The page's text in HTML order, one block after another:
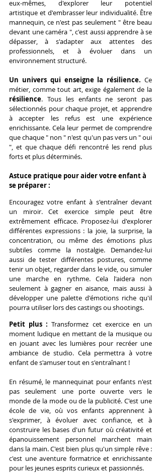
eux-mêmes, d'explorer leur potentiel
artistique et d'embrasser leur individualité. Être
mannequin, ce n'est pas seulement " être beau
devant une caméra ", c'est aussi apprendre à se
dépasser, à s'adapter aux attentes des
professionnels, et à évoluer dans un
environnement structuré.
Un univers qui enseigne la résilience. Ce
résilience. Tous les enfants ne seront pas
sélectionnés pour chaque projet, et apprendre
à accepter les refus est une expérience
enrichissante. Cela leur permet de comprendre
que chaque " non " n'est qu'un pas vers un " oui
", et que chaque défi rencontré les rend plus
forts et plus déterminés.
Astuce pratique pour aider votre enfant à
se préparer :
Encouragez votre enfant à s'entraîner devant
un miroir. Cet exercice simple peut être
extrêmement efficace. Proposez-lui d'explorer
différentes expressions : la joie, la surprise, la
concentration, ou même des émotions plus
subtiles comme la nostalgie. Demandez-lui
aussi de tester différentes postures, comme
tenir un objet, regarder dans le vide, ou simuler
une marche en rythme. Cela l'aidera non
seulement à gagner en aisance, mais aussi à
développer une palette d'émotions riche qu'il
pourra utiliser lors des castings ou shootings.
Petit plus : Transformez cet exercice en un
moment ludique en mettant de la musique ou
en jouant avec les lumières pour recréer une
ambiance de studio. Cela permettra à votre
enfant de s'amuser tout en s'entraînant !
En résumé, le mannequinat pour enfants n'est
pas seulement une porte ouverte vers le
monde de la mode ou de la publicité. C'est une
école de vie, où vos enfants apprennent à
s'exprimer, à évoluer avec confiance, et à
construire les bases d'un futur où créativité et
épanouissement personnel marchent main
dans la main. C'est bien plus qu'un simple rêve :
c'est une aventure formatrice et enrichissante
pour les jeunes esprits curieux et passionnés.